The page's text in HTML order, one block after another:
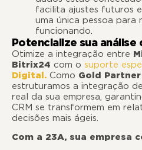
facilita ajustes futuros
uma única pessoa para
funcionando.
Potencialize sua análise
Otimize a integração entre
Bitrix24 com o suporte
Digital. Como Gold
estruturamos a integração
real da sua empresa,
CRM se transformem em
decisões mais ágeis.
Com a 23A, sua empresa